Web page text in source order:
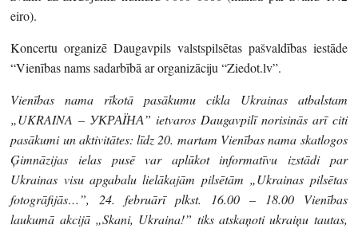
eiro).
Koncertu organizē Daugavpils valstspilsētas pašvaldības iestāde
“Vienības nams sadarbībā ar organizāciju “Ziedot.lv”.
Vienības nama rīkotā pasākumu cikla Ukrainas atbalstam
„UKRAINA – УКРАÏНА” ietvaros Daugavpilī norisinās arī citi
pasākumi un aktivitātes: līdz 20. martam Vienības nama skatlogos
Ģimnāzijas ielas pusē var aplūkot informatīvu izstādi par
Ukrainas visu apgabalu lielākajām pilsētām „Ukrainas pilsētas
fotogrāfijās…”, 24. februārī plkst. 16.00 – 18.00 Vienības
laukumā akcijā „Skani, Ukraina!” tiks atskaņoti ukraiņu tautas,